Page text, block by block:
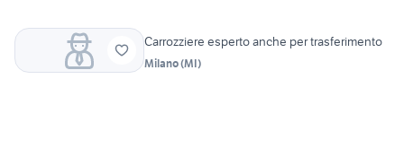
Carrozziere esperto anche per trasferimento
Milano(MI)